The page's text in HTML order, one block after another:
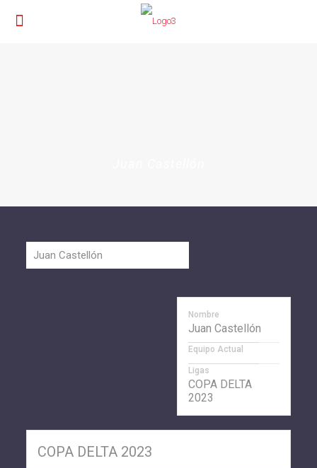
Nombre
Juan Castellón
Equipo Actual
Ligas
COPA DELTA
2023
COPA DELTA 2023